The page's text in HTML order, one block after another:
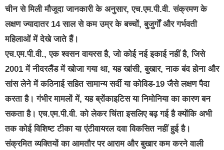
चीन से मिली मौजूदा जानकारी के अनुसार, एच.एम.पी.वी. संक्रमण के
लक्षण ज्यादातर 14 साल से कम उम्र के बच्चों, बुजुर्गों और गर्भवती
महिलाओं में देखे जाते हैं।
एच.एम.पी.वी., एक श्वसन वायरस है, जो कोई नई इकाई नहीं है, जिसे
2001 में नीदरलैंड में खोजा गया था, यह खांसी, बुखार, नाक बंद होना और
सांस लेने में कठिनाई सहित सामान्य सर्दी या कोविड-19 जैसे लक्षण पैदा
करता है। गंभीर मामलों में, यह ब्रोंकाइटिस या निमोनिया का कारण बन
सकता है। एच.एम.पी.वी. को लेकर चिंता इसलिए बढ़ गई है क्योंकि अभी
तक कोई विशिष्ट टीका या एंटीवायरल दवा विकसित नहीं हुई है।
संक्रमित व्यक्तियों का आमतौर पर आराम और बुखार कम करने वाली